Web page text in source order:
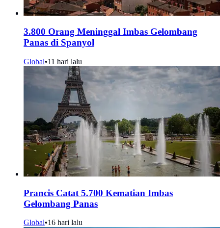
3.800 Orang Meninggal Imbas Gelombang
Panas di Spanyol
Global•11 hari lalu
Prancis Catat 5.700 Kematian Imbas
Gelombang Panas
Global•16 hari lalu